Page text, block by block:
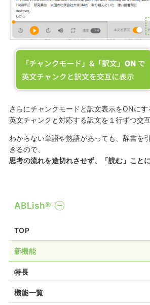
さらにチャンクモードと訳文表示をONにす
英文チャンクと対応する訳文を１行ずつ交互
わからない単語や熟語があっても、辞書を
きるので、
思考の流れを途切れさせず、「読む」こと
ABLish®
TOP
新機能
特長
機能一覧